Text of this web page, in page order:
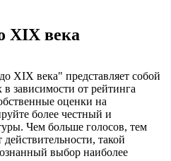
XIX века
XIX века" представляет собой
зависимости от рейтинга
оценки на
более честный и
Чем больше голосов, тем
такой
выбор наиболее